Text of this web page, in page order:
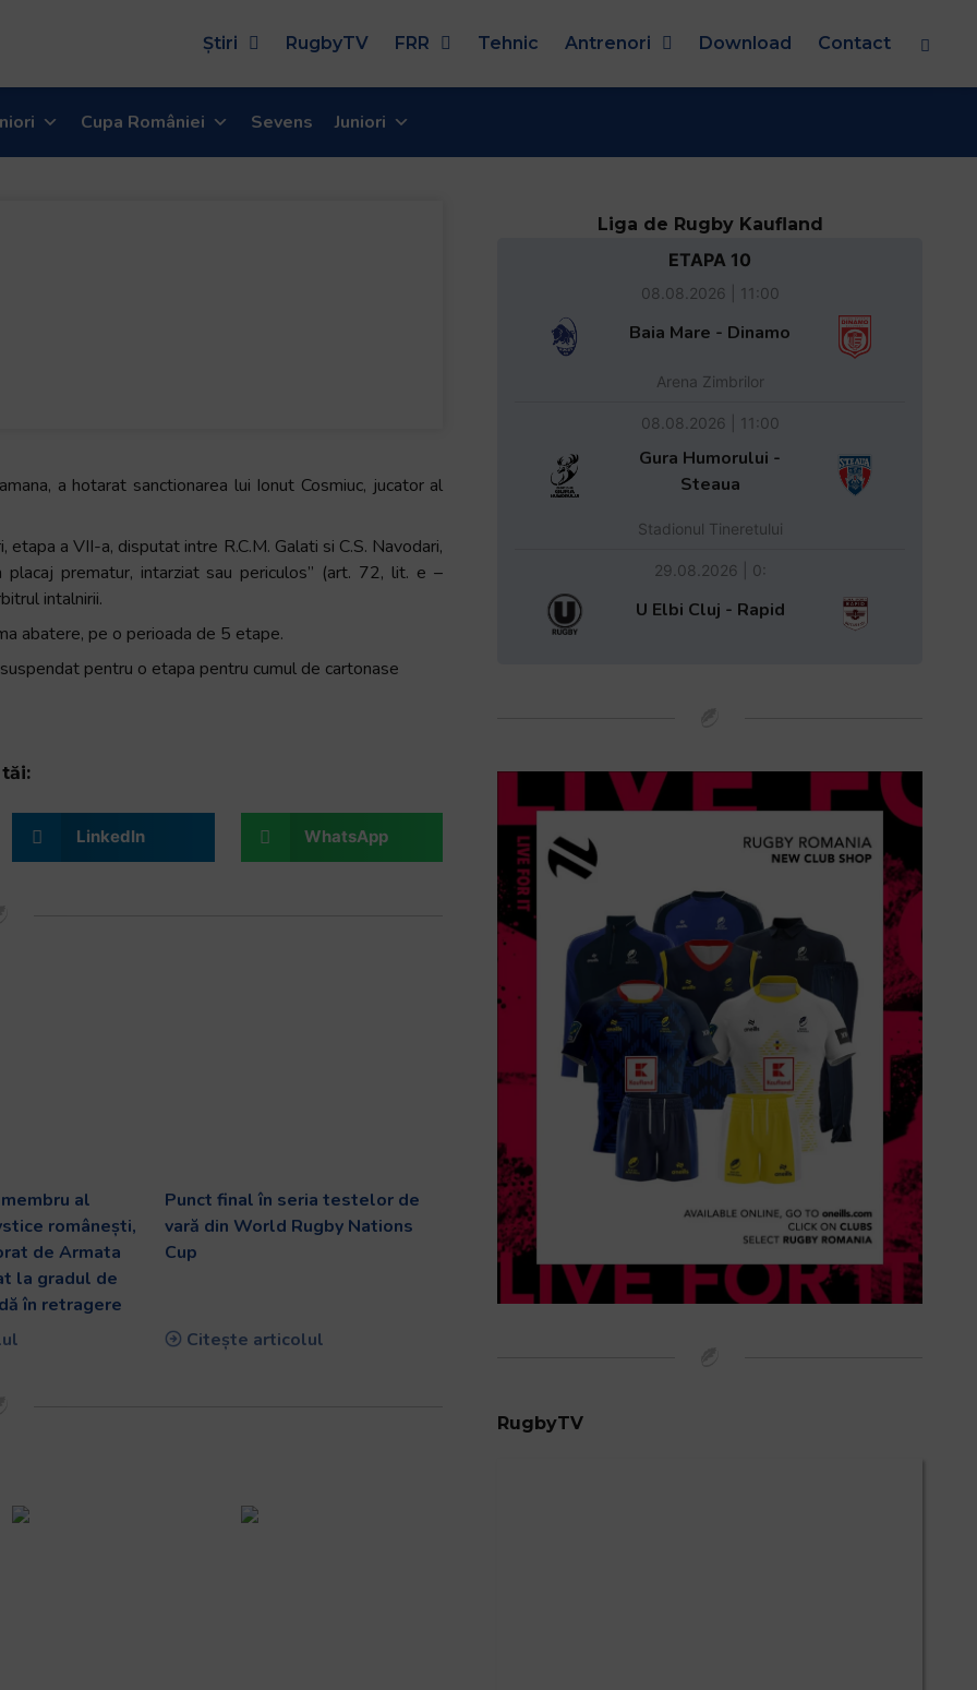
Știri RugbyTV FRR Tehnic Antrenori Download Contact
Cupa României Sevens Juniori
a hotarat sanctionarea lui Ionut Cosmiuc, jucator al
a VII-a, disputat intre R.C.M. Galati si C.S. Navodari,
prematur, intarziat sau periculos” (art. 72, lit. e –
intalnirii.
abatere, pe o perioada de 5 etape.
pentru o etapa pentru cumul de cartonase
LinkedIn WhatsApp
al
românești,
de Armata
la gradul de
în retragere
Punct final în seria testelor de
vară din World Rugby Nations
Cup
Citește articolul
Liga de Rugby Kaufland
ETAPA 10
08.08.2026 | 11:00
Baia Mare - Dinamo
Arena Zimbrilor
08.08.2026 | 11:00
Gura Humorului -
Steaua
Stadionul Tineretului
29.08.2026 | 0:
U Elbi Cluj - Rapid
RugbyTV